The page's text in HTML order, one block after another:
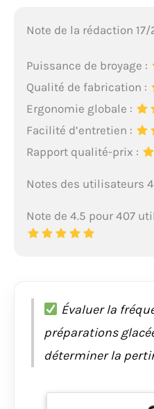
Note de la rédaction 17/
Puissance de broyage :
Qualité de fabrication :
Ergonomie globale :
Facilité d’entretien :
Rapport qualité-prix :
Notes des utilisateurs
Note de 4.5 pour 407
Évaluer la
préparations
déterminer la